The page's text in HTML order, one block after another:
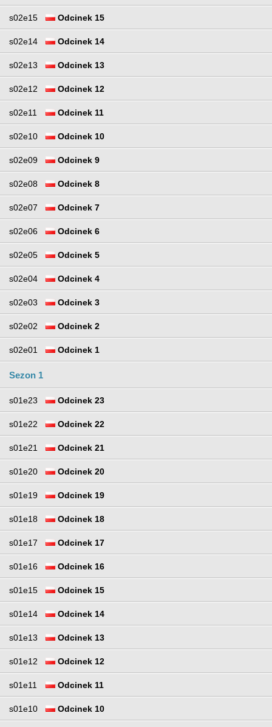
s02e15 Odcinek 15
s02e14 Odcinek 14
s02e13 Odcinek 13
s02e12 Odcinek 12
s02e11 Odcinek 11
s02e10 Odcinek 10
s02e09 Odcinek 9
s02e08 Odcinek 8
s02e07 Odcinek 7
s02e06 Odcinek 6
s02e05 Odcinek 5
s02e04 Odcinek 4
s02e03 Odcinek 3
s02e02 Odcinek 2
s02e01 Odcinek 1
Sezon 1
s01e23 Odcinek 23
s01e22 Odcinek 22
s01e21 Odcinek 21
s01e20 Odcinek 20
s01e19 Odcinek 19
s01e18 Odcinek 18
s01e17 Odcinek 17
s01e16 Odcinek 16
s01e15 Odcinek 15
s01e14 Odcinek 14
s01e13 Odcinek 13
s01e12 Odcinek 12
s01e11 Odcinek 11
s01e10 Odcinek 10